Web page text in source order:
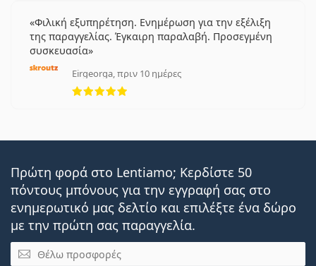
Φιλική εξυπηρέτηση. Ενημέρωση για την εξέλιξη
της παραγγελίας. Έγκαιρη παραλαβή. Προσεγμένη
συσκευασία
Eirgeorga, πριν 10 ημέρες
5 αξιολογήσεις από 5
Πρώτη φορά στο Lentiamo; Κερδίστε 50
πόντους μπόνους για την εγγραφή σας στο
ενημερωτικό μας δελτίο και επιλέξτε ένα δώρο
με την πρώτη σας παραγγελία.
Email